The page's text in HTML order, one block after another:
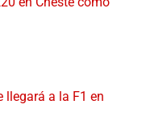
llegará a la F1 en